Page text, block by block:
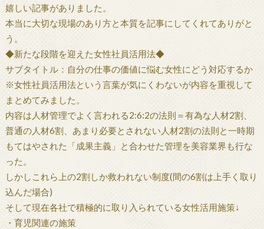
嬉しい記事がありました。
本当に大切な現場のあり方と本質を記事にしてくれてありがと
う。
◆新たな段階を迎えた女性社員活用法◆
サブタイトル：自分の仕事の価値に悩む女性にどう対応するか
※女性社員活用法という言葉が気にくわないが内容を重視して
まとめてみました。
内容は人材管理でよく言われる2:6:2の法則＝有為な人材2割、
普通の人材6割、あまり必要とされない人材2割の法則と一時期
もてはやされた「成果主義」と合わせた管理を美容業界も行な
った。
しかしこれら上の2割しか救われない制度(間の6割は上手く取り
込んだ場合)
そして現在各社で積極的に取り入られている女性活用施策↓
・育児関連の施策